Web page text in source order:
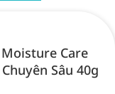
Care
Sâu 40g